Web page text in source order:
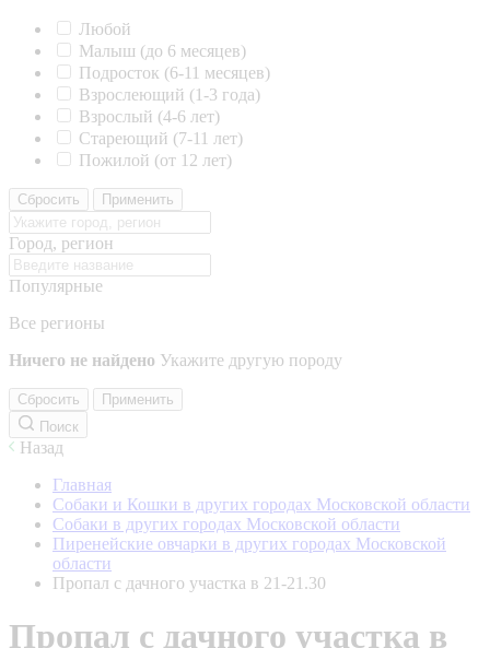
Любой
Малыш (до 6 месяцев)
Подросток (6-11 месяцев)
Взрослеющий (1-3 года)
Взрослый (4-6 лет)
Стареющий (7-11 лет)
Пожилой (от 12 лет)
Сбросить Применить
Город, регион
Популярные
Все регионы
Ничего не найдено Укажите другую породу
Сбросить
Применить
Поиск
Назад
Главная
Собаки и Кошки в других городах Московской области
Собаки в других городах Московской области
Пиренейские овчарки в других городах Московской
области
Пропал с дачного участка в 21-21.30
Пропал с дачного участка в